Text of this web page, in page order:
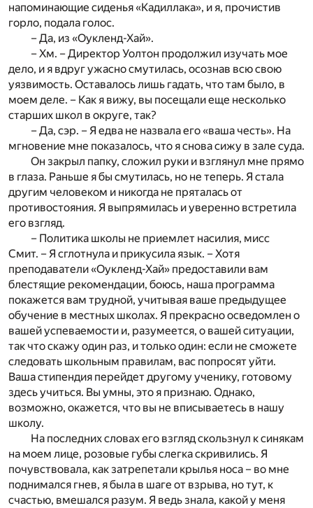
напоминающие сиденья «Кадиллака», и я, прочистив
горло, подала голос.
– Да, из «Оукленд-Хай».
– Хм. – Директор Уолтон продолжил изучать мое
дело, и я вдруг ужасно смутилась, осознав всю свою
уязвимость. Оставалось лишь гадать, что там было, в
моем деле. – Как я вижу, вы посещали еще несколько
старших школ в округе, так?
– Да, сэр. – Я едва не назвала его «ваша честь». На
мгновение мне показалось, что я снова сижу в зале суда.
Он закрыл папку, сложил руки и взглянул мне прямо
в глаза. Раньше я бы смутилась, но не теперь. Я стала
другим человеком и никогда не пряталась от
противостояния. Я выпрямилась и уверенно встретила
его взгляд.
– Политика школы не приемлет насилия, мисс
Смит. – Я сглотнула и прикусила язык. – Хотя
преподаватели «Оукленд-Хай» предоставили вам
блестящие рекомендации, боюсь, наша программа
покажется вам трудной, учитывая ваше предыдущее
обучение в местных школах. Я прекрасно осведомлен о
вашей успеваемости и, разумеется, о вашей ситуации,
так что скажу один раз, и только один: если не сможете
следовать школьным правилам, вас попросят уйти.
Ваша стипендия перейдет другому ученику, готовому
здесь учиться. Вы умны, это я признаю. Однако,
возможно, окажется, что вы не вписываетесь в нашу
школу.
На последних словах его взгляд скользнул к синякам
на моем лице, розовые губы слегка скривились. Я
почувствовала, как затрепетали крылья носа – во мне
поднимался гнев, я была в шаге от взрыва, но тут, к
счастью, вмешался разум. Я ведь знала, какой у меня